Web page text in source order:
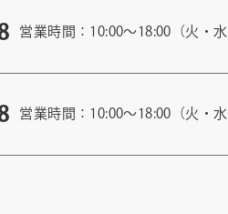
営業時間：10:00〜18:00（火・水
営業時間：10:00〜18:00（火・水